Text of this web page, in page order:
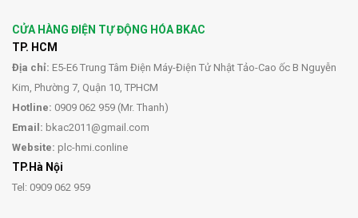
CỬA HÀNG ĐIỆN TỰ ĐỘNG HÓA BKAC
TP. HCM
Địa chỉ: E5-E6 Trung Tâm Điện Máy-Điện Tử Nhật Tảo-Cao ốc B Nguyễn
Kim, Phường 7, Quận 10, TPHCM
Hotline: 0909 062 959 (Mr. Thanh)
Email: bkac2011@gmail.com
Website: plc-hmi.conline
TP.Hà Nội
Tel: 0909 062 959